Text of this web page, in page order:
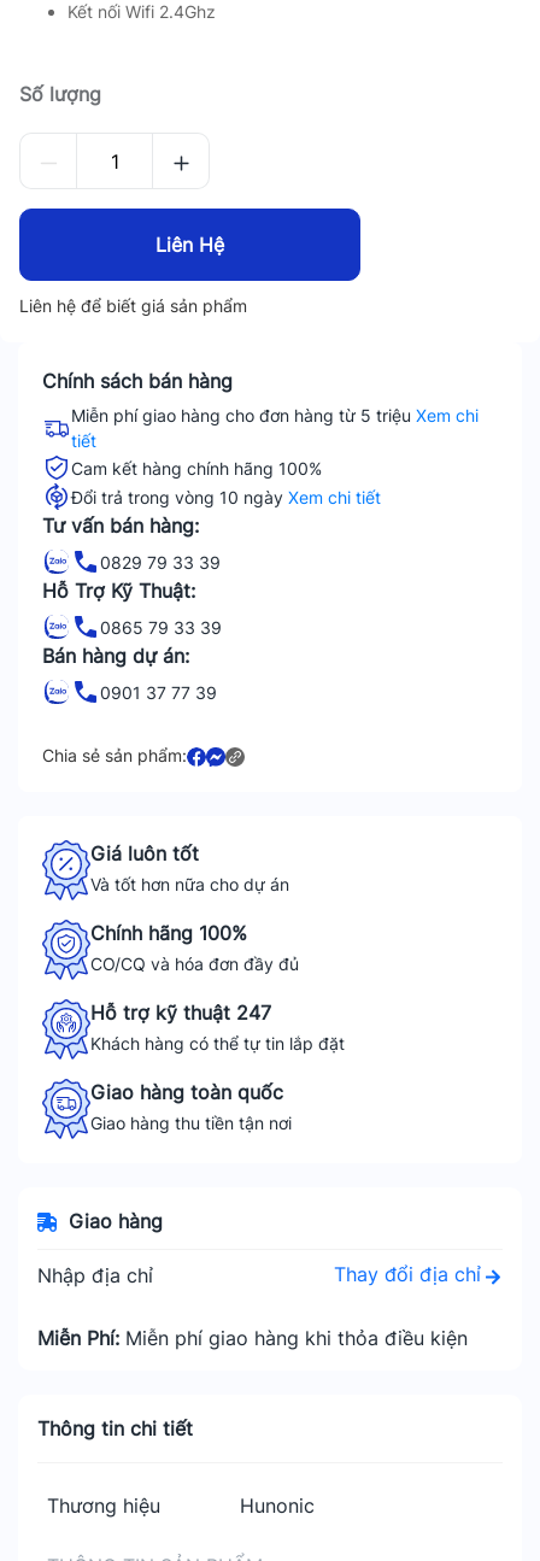
Kết nối Wifi 2.4Ghz
Số lượng
Liên Hệ
Liên hệ để biết giá sản phẩm
Chính sách bán hàng
Miễn phí giao hàng cho đơn hàng từ 5 triệu Xem chi
tiết
Cam kết hàng chính hãng 100%
Đổi trả trong vòng 10 ngày Xem chi tiết
Tư vấn bán hàng:
0829 79 33 39
Hỗ Trợ Kỹ Thuật:
0865 79 33 39
Bán hàng dự án:
0901 37 77 39
Chia sẻ sản phẩm:
Giá luôn tốt
Và tốt hơn nữa cho dự án
Chính hãng 100%
CO/CQ và hóa đơn đầy đủ
Hỗ trợ kỹ thuật 247
Khách hàng có thể tự tin lắp đặt
Giao hàng toàn quốc
Giao hàng thu tiền tận nơi
Giao hàng
Nhập địa chỉ Thay đổi địa chỉ
Miễn Phí: Miễn phí giao hàng khi thỏa điều kiện
Thông tin chi tiết
Thương hiệu Hunonic